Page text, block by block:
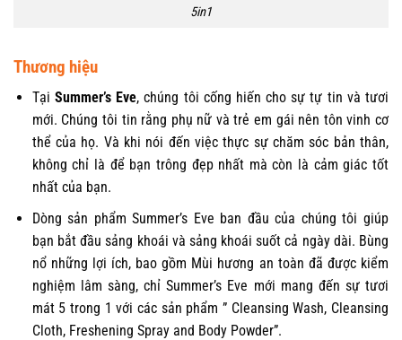
5in1
Thương hiệu
Tại Summer’s Eve, chúng tôi cống hiến cho sự tự tin và tươi
mới. Chúng tôi tin rằng phụ nữ và trẻ em gái nên tôn vinh cơ
thể của họ. Và khi nói đến việc thực sự chăm sóc bản thân,
không chỉ là để bạn trông đẹp nhất mà còn là cảm giác tốt
nhất của bạn.
Dòng sản phẩm Summer’s Eve ban đầu của chúng tôi giúp
bạn bắt đầu sảng khoái và sảng khoái suốt cả ngày dài. Bùng
nổ những lợi ích, bao gồm Mùi hương an toàn đã được kiểm
nghiệm lâm sàng, chỉ Summer’s Eve mới mang đến sự tươi
mát 5 trong 1 với các sản phẩm ” Cleansing Wash, Cleansing
Cloth, Freshening Spray and Body Powder”.